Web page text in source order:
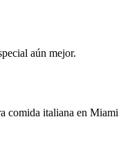
aún mejor.
comida italiana en